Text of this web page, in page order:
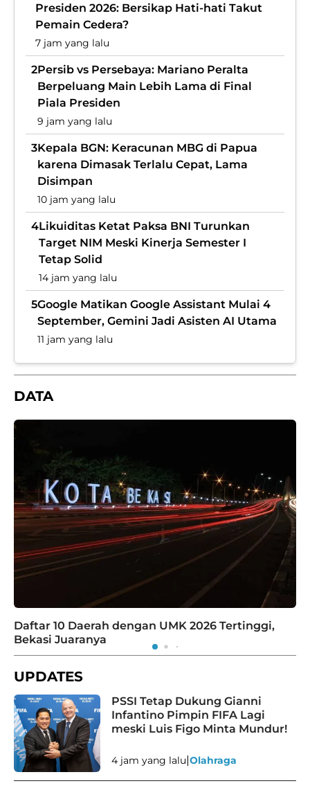
Presiden 2026: Bersikap Hati-hati Takut
Pemain Cedera?
7 jam yang lalu
2Persib vs Persebaya: Mariano Peralta
Berpeluang Main Lebih Lama di Final
Piala Presiden
9 jam yang lalu
3Kepala BGN: Keracunan MBG di Papua
karena Dimasak Terlalu Cepat, Lama
Disimpan
10 jam yang lalu
4Likuiditas Ketat Paksa BNI Turunkan
Target NIM Meski Kinerja Semester I
Tetap Solid
14 jam yang lalu
5Google Matikan Google Assistant Mulai 4
September, Gemini Jadi Asisten AI Utama
11 jam yang lalu
DATA
Daftar 10 Daerah dengan UMK 2026 Tertinggi,
Bekasi Juaranya
UPDATES
PSSI Tetap Dukung Gianni
Infantino Pimpin FIFA Lagi
meski Luis Figo Minta Mundur!
4 jam yang lalu|Olahraga